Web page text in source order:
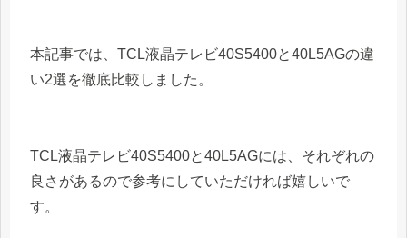
本記事では、TCL液晶テレビ40S5400と40L5AGの違
い2選を徹底比較しました。
TCL液晶テレビ40S5400と40L5AGには、それぞれの
良さがあるので参考にしていただければ嬉しいで
す。